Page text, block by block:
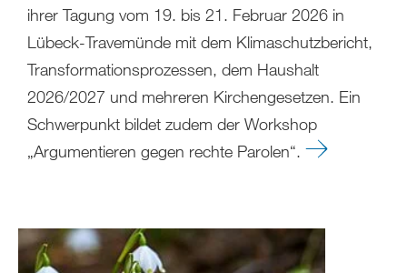
ihrer Tagung vom 19. bis 21. Februar 2026 in
Lübeck-Travemünde mit dem Klimaschutzbericht,
Transformationsprozessen, dem Haushalt
2026/2027 und mehreren Kirchengesetzen. Ein
Schwerpunkt bildet zudem der Workshop
„Argumentieren gegen rechte Parolen“.